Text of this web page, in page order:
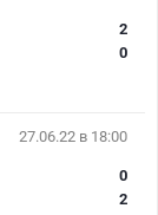
2
0
27.06.22 в 18:00
0
2